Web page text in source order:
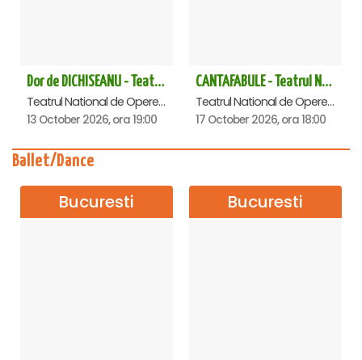
Dor de DICHISEANU - Teatrul Național de Operetă și Musical „Ion Dacian"
Teatrul National de Opereta si Musical Ion Dacian, Bucuresti
13 October 2026, ora 19:00
CANTAFABULE - Teatrul National de Opereta si Musical
Teatrul National de Opereta si Musical Ion Dacian, Bucuresti
17 October 2026, ora 18:00
Ballet/Dance
Bucuresti Bucuresti